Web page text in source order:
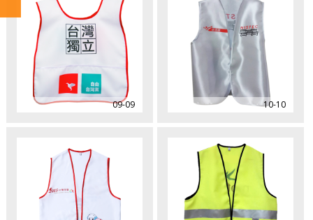
09-09 10-10